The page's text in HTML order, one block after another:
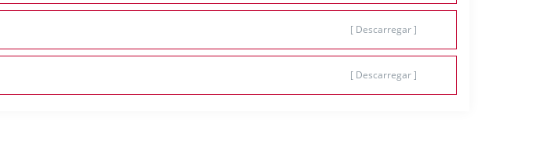
[ Descarregar ]
[ Descarregar ]